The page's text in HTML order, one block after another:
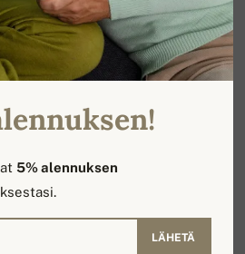
5% alennuksen
LÄHETÄ